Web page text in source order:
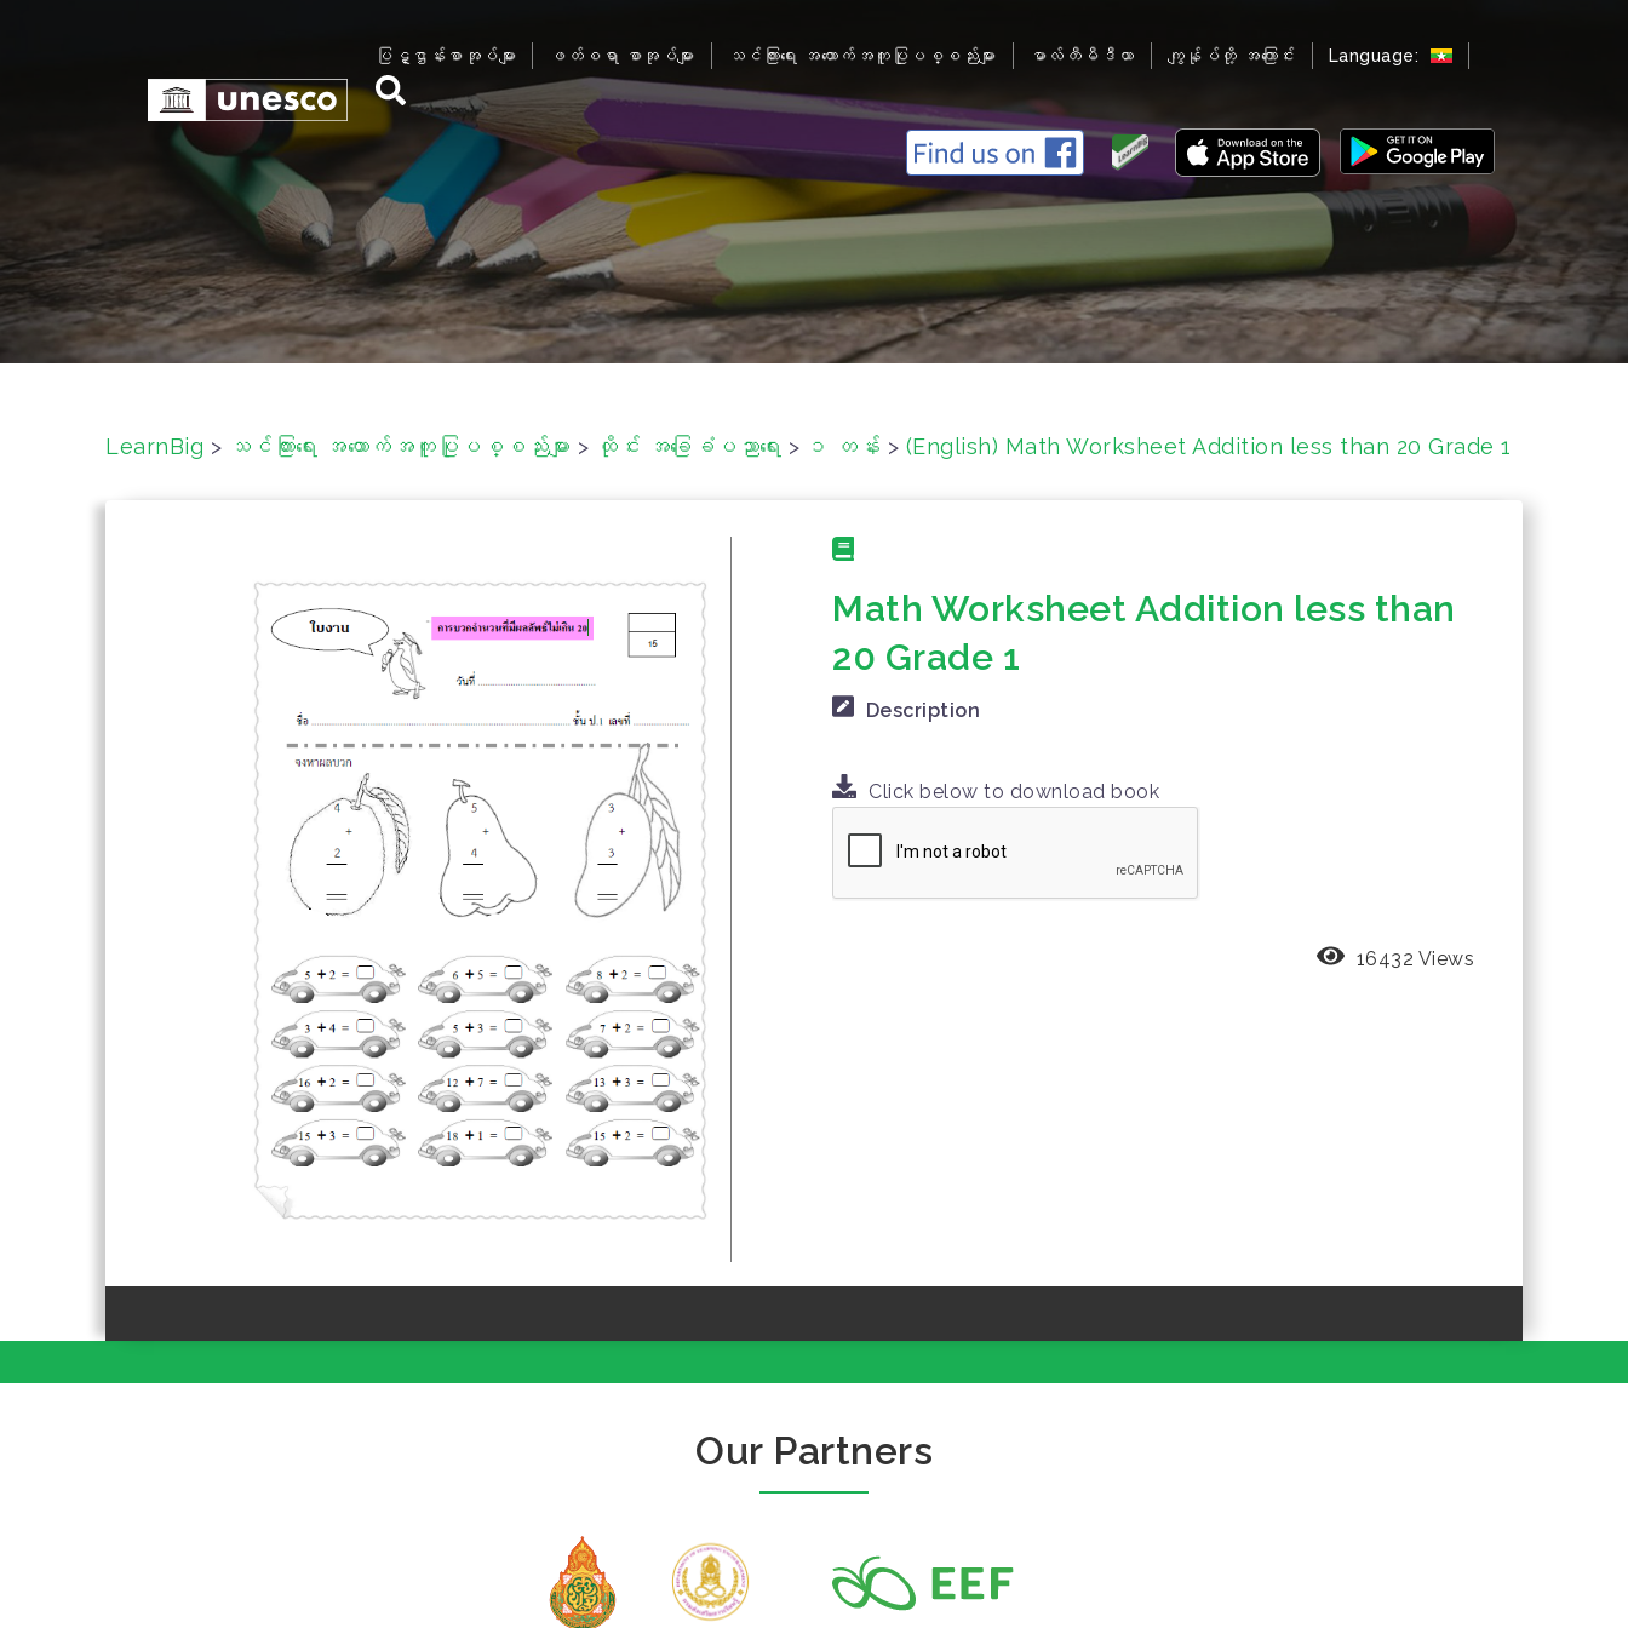
n
t
e
ပြဋ္ဌာန်းစာအုပ်များ ဖတ်စရာ စာအုပ်များ သင်ကြားရေး အထောက်အကူပြုပစ္စည်းများ မာလ်တီမီဒီယာ ကျွန်ုပ်တို့ အကြောင်း Language:
LearnBig > သင်ကြားရေး အထောက်အကူပြုပစ္စည်းများ > ထိုင်း အခြေခံပညာရေး > ၁ တန်း > (English) Math Worksheet Addition less than 20 Grade 1
Math Worksheet Addition less than
20 Grade 1
Description
Click below to download book
16432 Views
Our Partners